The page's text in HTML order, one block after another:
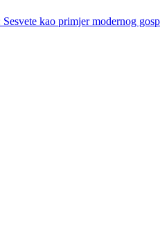
kao primjer modernog